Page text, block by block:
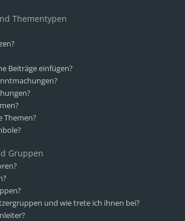
Thementypen
Beiträge einfügen?
Themen?
Gruppen
und wie trete ich ihnen bei?